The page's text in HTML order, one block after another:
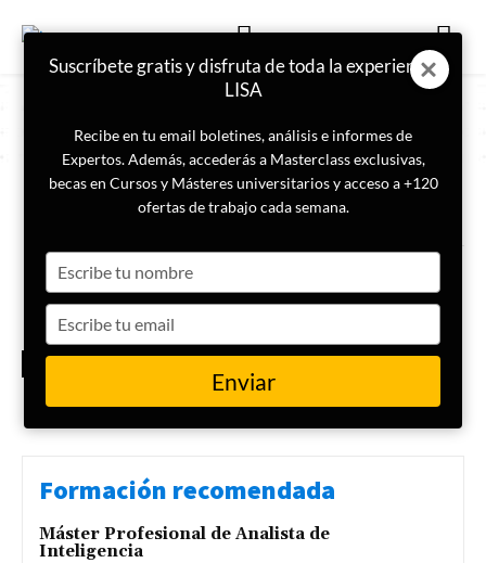
ETIQUETA
gestión de identidades
MES
Ciberseguridad: qué es, tipos y
amenazas actuales
Formación recomendada
Máster Profesional de Analista de
Inteligencia
Suscríbete gratis y disfruta de toda la experiencia
LISA
Recibe en tu email boletines, análisis e informes de
Expertos. Además, accederás a Masterclass exclusivas,
becas en Cursos y Másteres universitarios y acceso a +120
ofertas de trabajo cada semana.
your
name
your
email
Enviar